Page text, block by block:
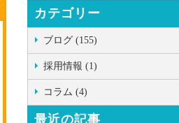
カテゴリー
ブログ (155)
採用情報 (1)
コラム (4)
最近の記事